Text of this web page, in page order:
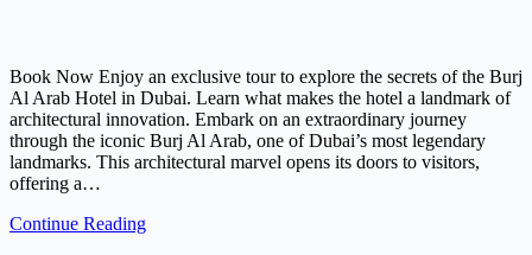
Book Now Enjoy an exclusive tour to explore the secrets of the Burj
Al Arab Hotel in Dubai. Learn what makes the hotel a landmark of
architectural innovation. Embark on an extraordinary journey
through the iconic Burj Al Arab, one of Dubai’s most legendary
landmarks. This architectural marvel opens its doors to visitors,
offering a…
Continue Reading